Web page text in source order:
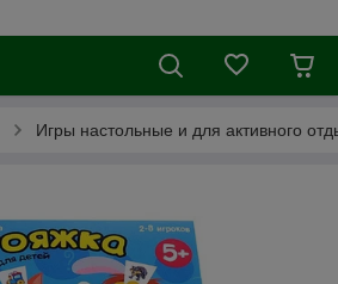
Игры настольные и для активного